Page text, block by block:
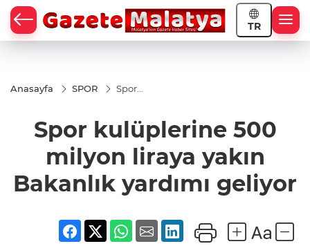
TR
Anasayfa SPOR
Spor
liraya yakın
Bakanlık
yardımı
geliyor
Spor kulüplerine 500
milyon liraya yakın
Bakanlık yardımı geliyor